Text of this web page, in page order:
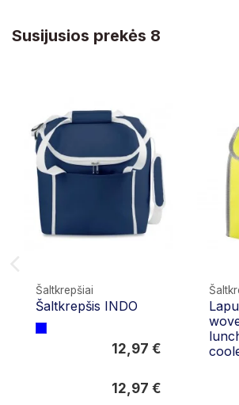
Susijusios prekės 8
Šaltkrepšiai
Šaltkrepšis INDO
12,97 €
12,97 €